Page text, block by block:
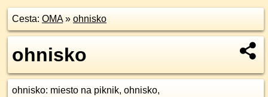
Cesta: OMA» ohnisko
ohnisko
ohnisko: miesto na piknik, ohnisko,